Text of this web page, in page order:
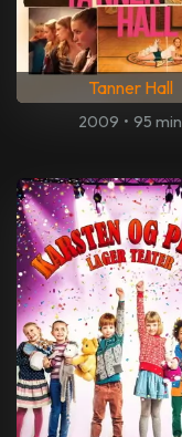
Tanner Hall
2009 • 95 min